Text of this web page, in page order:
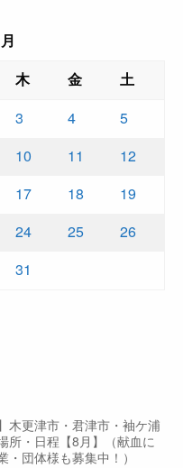
木 金
土
3 4
5
10 11
12
17 18
19
24 25
26
31
木更津市・君津市・袖ケ浦
所・日程【8月】（献血に
団体様も募集中！）